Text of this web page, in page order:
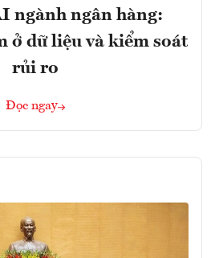
ngành ngân hàng:
ở dữ liệu và kiểm soát
rủi ro
Đọc ngay